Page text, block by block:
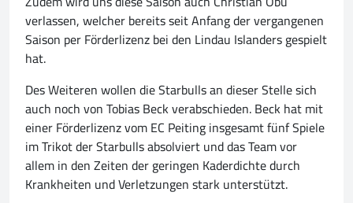
verlassen, welcher bereits seit Anfang der vergangenen
Saison per Förderlizenz bei den Lindau Islanders gespielt
hat.
Des Weiteren wollen die Starbulls an dieser Stelle sich
auch noch von Tobias Beck verabschieden. Beck hat mit
einer Förderlizenz vom EC Peiting insgesamt fünf Spiele
im Trikot der Starbulls absolviert und das Team vor
allem in den Zeiten der geringen Kaderdichte durch
Krankheiten und Verletzungen stark unterstützt.